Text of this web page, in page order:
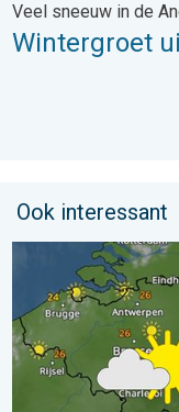
Veel sneeuw in de
Wintergroet
Ook interessant
Fraai zomerweer